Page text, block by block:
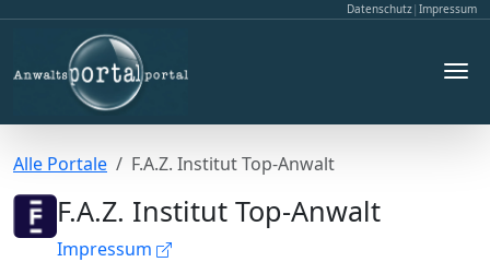
Datenschutz| Impressum
Alle Portale F.A.Z. Institut Top-Anwalt
F.A.Z. Institut Top-Anwalt
Impressum